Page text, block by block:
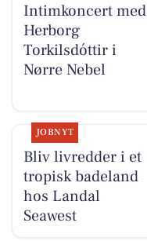
Intimkoncert med
Herborg
Torkilsdóttir i
Nørre Nebel
JOBNYT
Bliv livredder i et
tropisk badeland
hos Landal
Seawest